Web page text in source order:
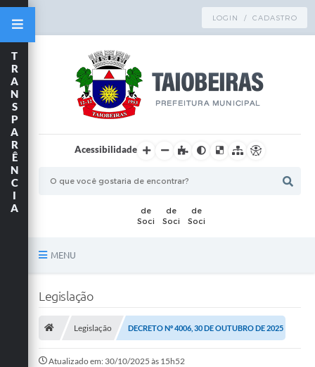
LOGIN / CADASTRO
Acessibilidade
MENU
T
R
A
N
S
P
A
R
Ê
N
C
I
A
Legislação
Legislação DECRETO Nº 4006, 30 DE OUTUBRO DE 2025
Atualizado em: 30/10/2025 às 15h52